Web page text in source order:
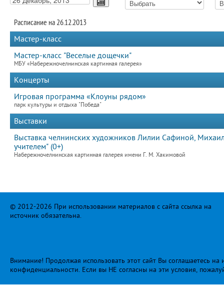
Расписание на 26.12.2013
Мастер-класс
Мастер-класс "Веселые дощечки"
МБУ «Набережночелнинская картинная галерея»
Концерты
Игровая программа «Клоуны рядом»
парк культуры и отдыха "Победа"
Выставки
Выставка челнинских художников Лилии Сафиной,
учителем" (0+)
Набережночелнинская картинная галерея имени Г. М. Хакимовой
© 2012-2026 При использовании материалов с сайта ссылка на
источник обязательна.
Внимание! Продолжая использовать этот сайт Вы соглашаетесь
конфиденциальности. Если вы НЕ согласны на эти условия,